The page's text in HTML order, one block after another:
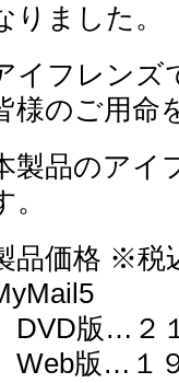
りました。
イフレンズ
様のご用命
製品のアイ
。
品価格 ※税
DVD版…２
Web版…１